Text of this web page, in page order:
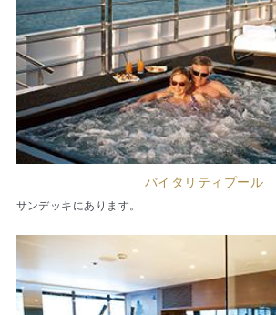
バイタリティプール
サンデッキにあります。